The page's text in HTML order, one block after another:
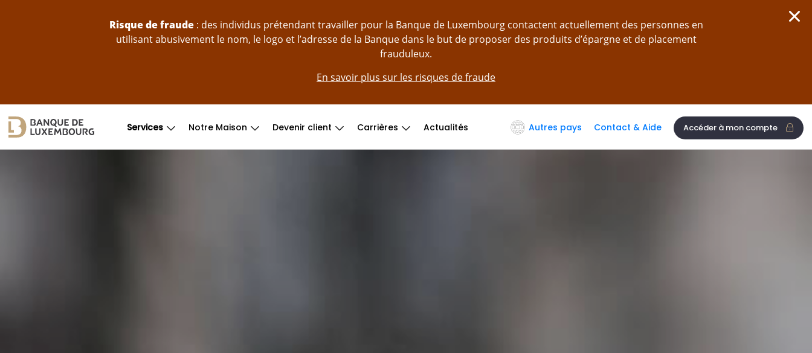
Risque de fraude: des individus prétendant travailler pour la Banque de Luxembourg contactent actuellement des personnes en
utilisant abusivement le nom, le logo et l’adresse de la Banque dans le but de proposer des produits d’épargne et de placement
frauduleux.
En savoir plus sur les risques de fraude
Services Notre Maison Devenir client Carrières Actualités Autres pays Contact & Aide Accéder à mon compte